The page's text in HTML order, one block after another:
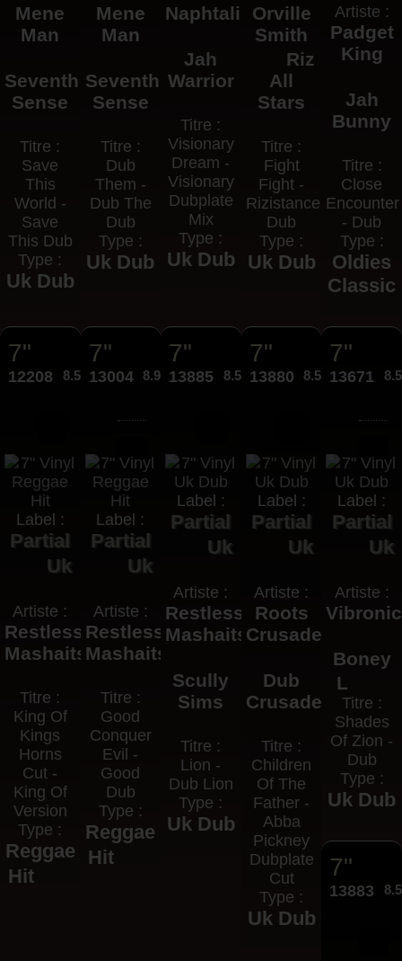
Mene
Man
Seventh
Sense
Titre :
Save
This
World -
Save
This Dub
Type :
Uk Dub
Mene
Man
Seventh
Sense
Titre :
Dub
Them -
Dub The
Dub
Type :
Uk Dub
Naphtali
Jah
Warrior
Titre :
Visionary
Dream -
Visionary
Dubplate
Mix
Type :
Uk Dub
Orville
Smith
Riz
All
Stars
Titre :
Fight
Fight -
Rizistance
Dub
Type :
Uk Dub
Artiste :
Padget
King
Jah
Bunny
Titre :
Close
Encounter
- Dub
Type :
Oldies
Classic
7"
12208 8.50€
Label :
Partial
Uk
Artiste :
Restless
Mashaits
Titre :
King Of
Kings
Horns
Cut -
King Of
Version
Type :
Reggae
Hit
7"
13004 8.95€
Label :
Partial
Uk
Artiste :
Restless
Mashaits
Titre :
Good
Conquer
Evil -
Good
Dub
Type :
Reggae
Hit
7"
13885 8.50€
Label :
Partial
Uk
Artiste :
Restless
Mashaits
Scully
Sims
Titre :
Lion -
Dub Lion
Type :
Uk Dub
7"
13880 8.50€
Label :
Partial
Uk
Artiste :
Roots
Crusaders
Dub
Crusaders
Titre :
Children
Of The
Father -
Abba
Pickney
Dubplate
Cut
Type :
Uk Dub
7"
13671
Label :
Partial
Uk
Artiste :
Boney
L
Titre :
Shades
Of Zion -
Dub
Type :
Uk Dub
7"
13883